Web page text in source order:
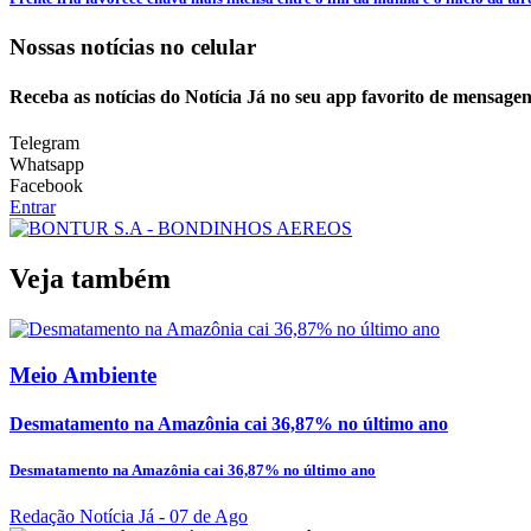
Nossas notícias no celular
Receba as notícias do Notícia Já no seu app favorito de
Telegram
Whatsapp
Facebook
Entrar
Veja também
Meio Ambiente
Desmatamento na Amazônia cai 36,87% no último ano
Desmatamento na Amazônia cai 36,87% no último ano
Redação Notícia Já - 07 de Ago